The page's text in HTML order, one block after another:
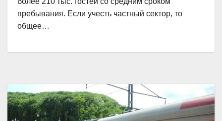
пребывания. Если учесть частный сектор, то
общее…